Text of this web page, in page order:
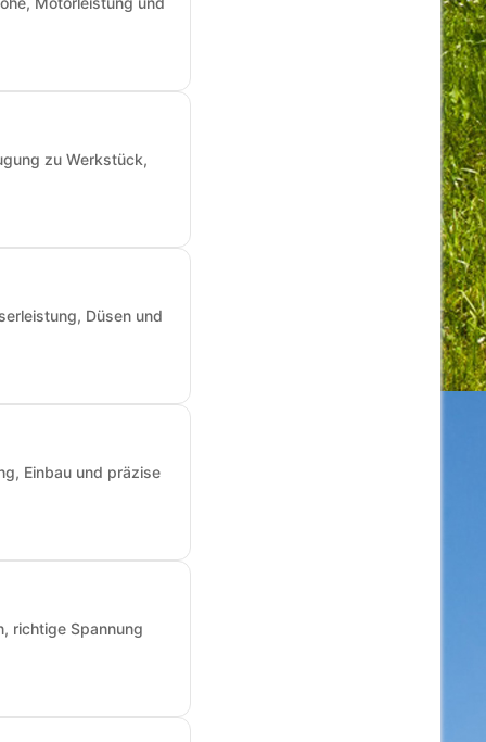
zu Werkstück,
Düsen und
Einbau und präzise
richtige Spannung